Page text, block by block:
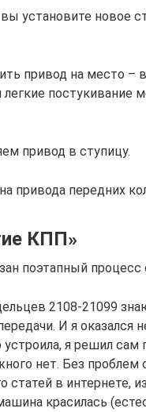
установите новое
привод на место –
постукивание
привод в ступицу.
привода передних
КПП»
поэтапный процесс
2108-21099
И я оказался
я решил сам
нет. Без
статей в интернете,
красилась